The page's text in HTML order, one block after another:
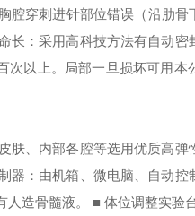
腔穿刺进针部位错误（沿肋
长：采用高科技方法有自动
次以上。局部一旦损坏可用
肤、内部各腔等选用优质高
器：由机箱、微电脑、自动
人造骨髓液。 ■ 体位调整实验